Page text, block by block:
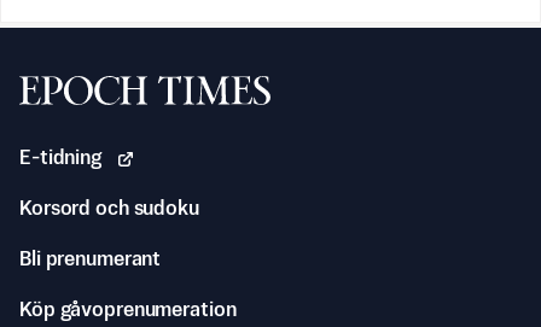
Svenska Epoch Times
E-tidning
Korsord och sudoku
Bli prenumerant
Köp gåvoprenumeration